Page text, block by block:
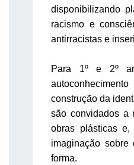
disponibilizando
racismo e
antirracistas e
Para 1º e 2º
construção da
são convidados a
obras plásticas
imaginação
forma.